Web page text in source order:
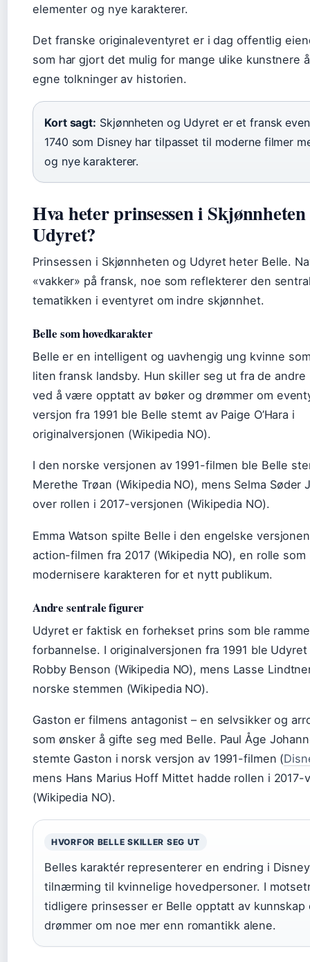
elementer og nye karakterer.
Det franske originaleventyret er i dag offentlig
som har gjort det mulig for mange ulike kunstnere
egne tolkninger av historien.
Kort sagt: Skjønnheten og Udyret er et fransk
1740 som Disney har tilpasset til moderne filmer
og nye karakterer.
Hva heter prinsessen i Skjønnheten
Udyret?
Prinsessen i Skjønnheten og Udyret heter Belle.
«vakker» på fransk, noe som reflekterer den
tematikken i eventyret om indre skjønnhet.
Belle som hovedkarakter
Belle er en intelligent og uavhengig ung kvinne
liten fransk landsby. Hun skiller seg ut fra de
ved å være opptatt av bøker og drømmer om
versjon fra 1991 ble Belle stemt av Paige O’Hara i
originalversjonen (Wikipedia NO).
I den norske versjonen av 1991-filmen ble Belle
Merethe Trøan (Wikipedia NO), mens Selma Søder
over rollen i 2017-versjonen (Wikipedia NO).
Emma Watson spilte Belle i den engelske
action-filmen fra 2017 (Wikipedia NO), en rolle som
modernisere karakteren for et nytt publikum.
Andre sentrale figurer
Udyret er faktisk en forhekset prins som ble
forbannelse. I originalversjonen fra 1991 ble
Robby Benson (Wikipedia NO), mens Lasse
norske stemmen (Wikipedia NO).
Gaston er filmens antagonist – en selvsikker og
som ønsker å gifte seg med Belle. Paul Åge
stemte Gaston i norsk versjon av 1991-filmen (
mens Hans Marius Hoff Mittet hadde rollen i 2017-
(Wikipedia NO).
HVORFOR BELLE SKILLER SEG UT
Belles karaktér representerer en endring i
tilnærming til kvinnelige hovedpersoner. I
tidligere prinsesser er Belle opptatt av kunnskap
drømmer om noe mer enn romantikk alene.